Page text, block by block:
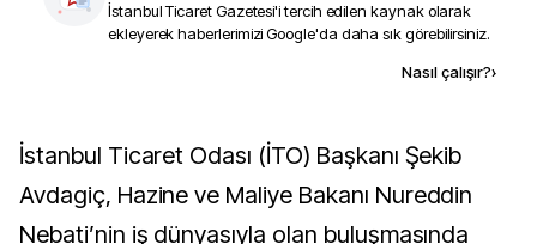
İstanbul Ticaret Gazetesi'i tercih edilen kaynak olarak
ekleyerek haberlerimizi Google'da daha sık görebilirsiniz.
Nasıl çalışır?›
İstanbul Ticaret Odası (İTO) Başkanı Şekib
Avdagiç, Hazine ve Maliye Bakanı Nureddin
Nebati’nin iş dünyasıyla olan buluşmasında